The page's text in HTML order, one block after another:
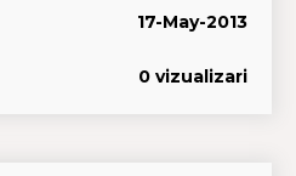
17-May-2013
0 vizualizari